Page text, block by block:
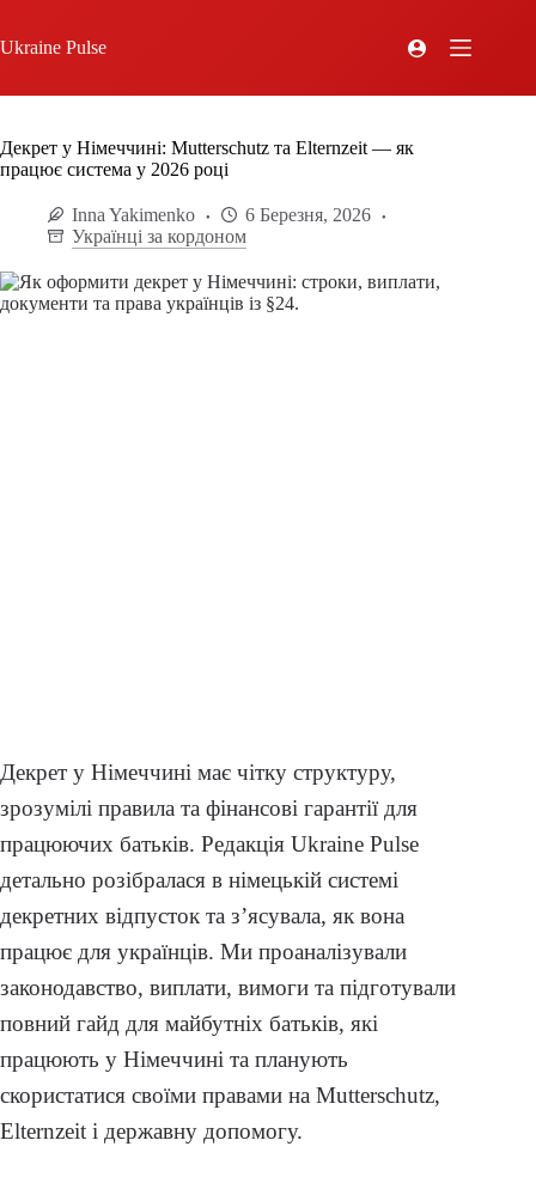
Ukraine Pulse
Декрет у Німеччині: Mutterschutz та Elternzeit — як
працює система у 2026 році
Inna Yakimenko
6 Березня, 2026
Українці за кордоном
Декрет у Німеччині має чітку структуру,
зрозумілі правила та фінансові гарантії для
працюючих батьків. Редакція Ukraine Pulse
детально розібралася в німецькій системі
декретних відпусток та з’ясувала, як вона
працює для українців. Ми проаналізували
законодавство, виплати, вимоги та підготували
повний гайд для майбутніх батьків, які
працюють у Німеччині та планують
скористатися своїми правами на Mutterschutz,
Elternzeit і державну допомогу.